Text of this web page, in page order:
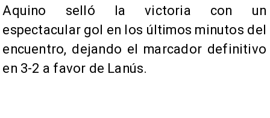
Aquino selló la victoria con un
espectacular gol en los últimos minutos del
encuentro, dejando el marcador definitivo
en 3-2 a favor de Lanús.